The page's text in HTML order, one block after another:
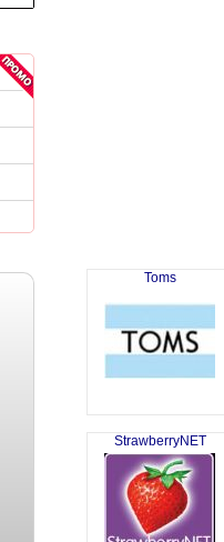
Toms
StrawberryNET